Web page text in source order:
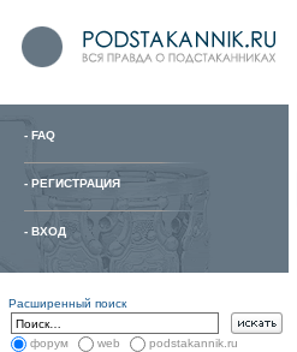
- FAQ
- РЕГИСТРАЦИЯ
- ВХОД
Расширенный поиск
форум web podstakannik.ru